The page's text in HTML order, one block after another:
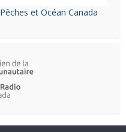
Pêches et Océan Canada